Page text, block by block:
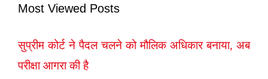
Most Viewed Posts
सुप्रीम कोर्ट ने पैदल चलने को मौलिक अधिकार बनाया, अब
परीक्षा आगरा की है